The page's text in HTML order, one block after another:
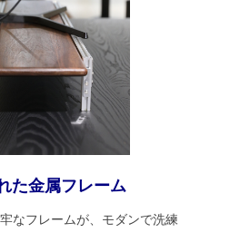
た金属フレーム
なフレームが、モダンで洗練